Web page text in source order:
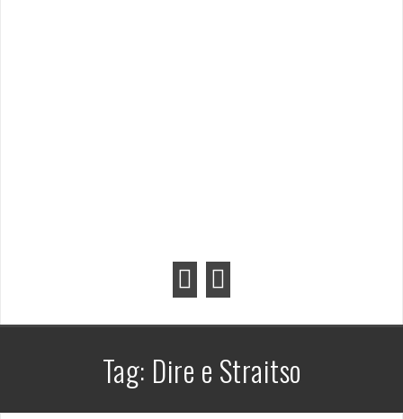
Tag: Dire e Straitso